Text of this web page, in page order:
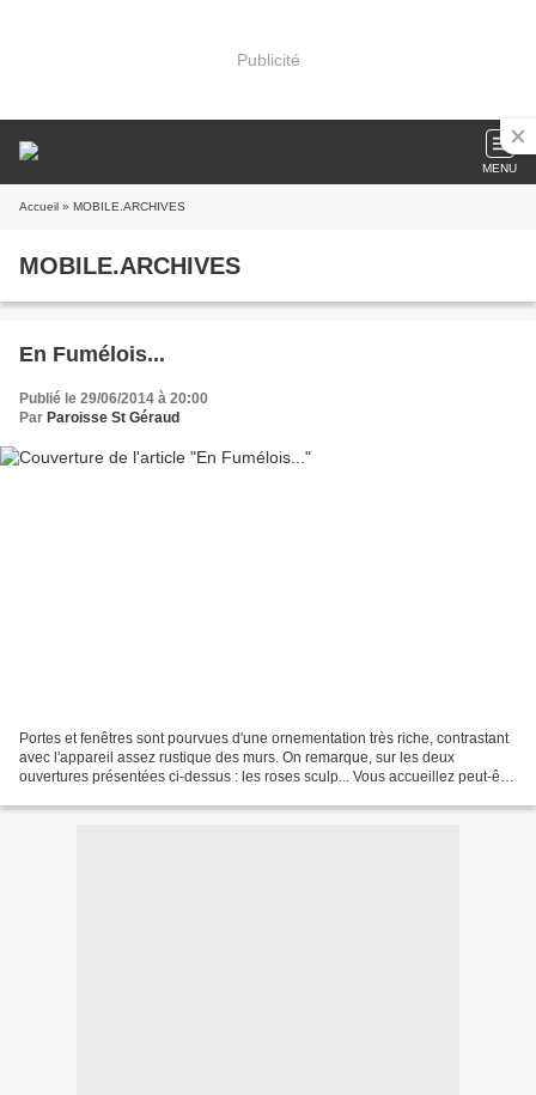
Publicité
MENU
Accueil » MOBILE.ARCHIVES
MOBILE.ARCHIVES
En Fumélois...
Publié le 29/06/2014 à 20:00
Par Paroisse St Géraud
Portes et fenêtres sont pourvues d'une ornementation très riche, contrastant
avec l'appareil assez rustique des murs. On remarque, sur les deux
ouvertures présentées ci-dessus : les roses sculp... Vous accueillez peut-être